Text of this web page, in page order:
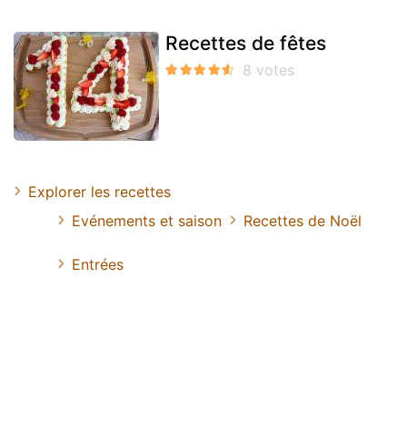
Recettes de fêtes
Explorer les recettes
Evénements et saison
Recettes de Noël
Entrées